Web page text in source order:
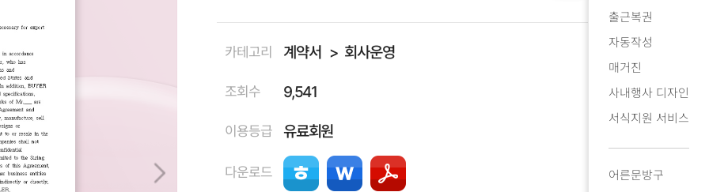
카테고리 계약서 회사운영
조회수 9,541
이용등급 유료회원
다운로드
출근복권
자동작성
매거진
사내행사 디자인
서식지원 서비스
어른문방구